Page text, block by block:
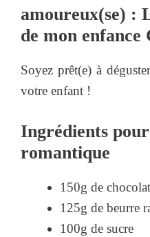
amoureux(se) :
de mon enfance
Soyez prêt(e) à
votre enfant !
Ingrédients
romantique
150g de chocolat
125g de beurre
100g de sucre